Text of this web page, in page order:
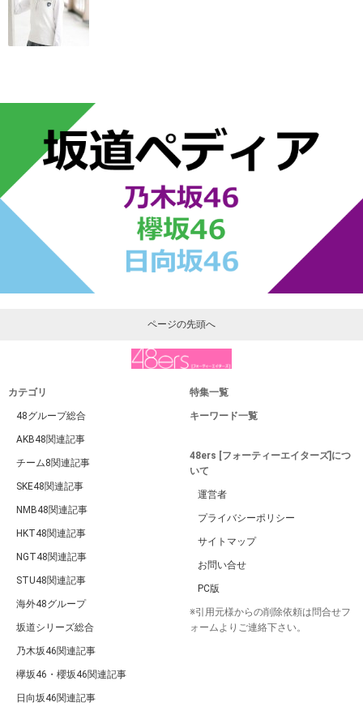
ページの先頭へ
カテゴリ
48グループ総合
AKB48関連記事
チーム8関連記事
SKE48関連記事
NMB48関連記事
HKT48関連記事
NGT48関連記事
STU48関連記事
海外48グループ
坂道シリーズ総合
乃木坂46関連記事
欅坂46・櫻坂46関連記事
日向坂46関連記事
特集一覧
キーワード一覧
48ers [フォーティーエイターズ]につ
いて
運営者
プライバシーポリシー
サイトマップ
お問い合せ
PC版
※引用元様からの削除依頼は問合せフ
ォームよりご連絡下さい。